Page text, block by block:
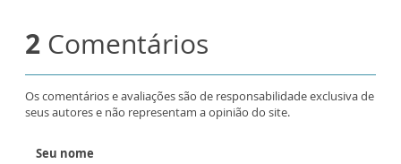
2 Comentários
Os comentários e avaliações são de responsabilidade exclusiva de
seus autores e não representam a opinião do site.
Seu nome